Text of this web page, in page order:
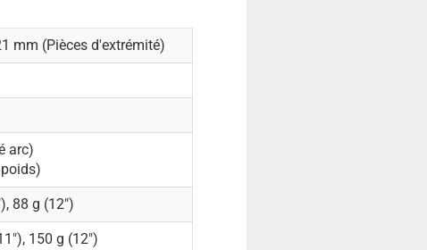
mm (Pièces d'extrémité)
arc)
88 g (12")
150 g (12")